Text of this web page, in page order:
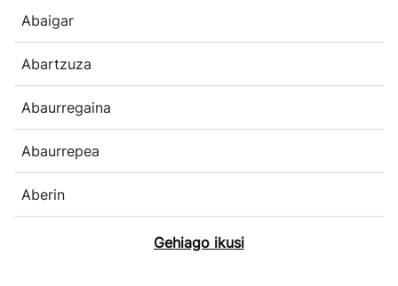
Abaigar
Abartzuza
Abaurregaina
Abaurrepea
Aberin
Gehiago ikusi